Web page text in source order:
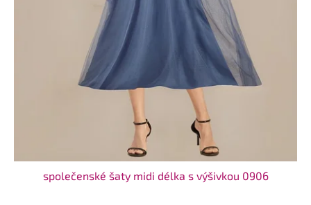
společenské šaty midi délka s výšivkou 0906